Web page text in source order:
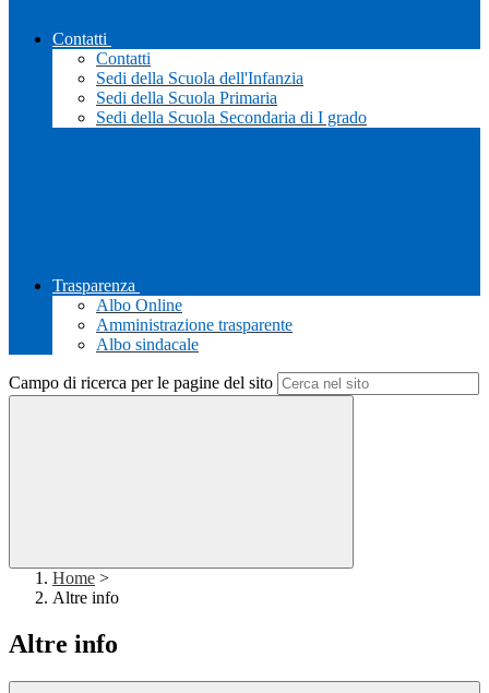
Contatti
Contatti
Sedi della Scuola dell'Infanzia
Sedi della Scuola Primaria
Sedi della Scuola Secondaria di I grado
Trasparenza
Albo Online
Amministrazione trasparente
Albo sindacale
Campo di ricerca per le pagine del sito
Home >
Altre info
Altre info